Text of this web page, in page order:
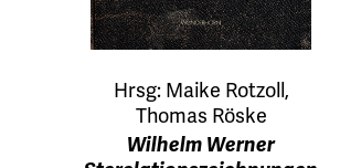
Hrsg: Maike Rotzoll,
Thomas Röske
Wilhelm Werner